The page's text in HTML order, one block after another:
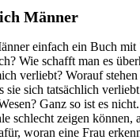
Männer
einfach ein Buch mit
Wie schafft man es
verliebt? Worauf
sie sich tatsächlich
Ganz so ist es
schlecht zeigen können,
woran eine Frau